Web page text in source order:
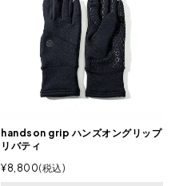
handson grip ハンズオングリップ
リバティ
¥8,800 税込